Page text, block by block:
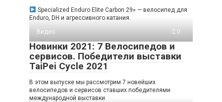
Specialized Enduro Elite Carbon 29» — велосипед для
Enduro, DH и агрессивного катания.
Видео
0
Новинки 2021: 7 Велосипедов и
сервисов. Победители выставки
TaiPei Cycle 2021
В этом выпуске мы рассмотрим 7 новейших
велосипедов и сервисов ставших победителями
международной выставки